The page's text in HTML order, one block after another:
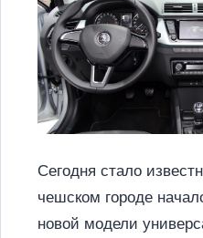
Сегодня стало
чешском городе
новой модели